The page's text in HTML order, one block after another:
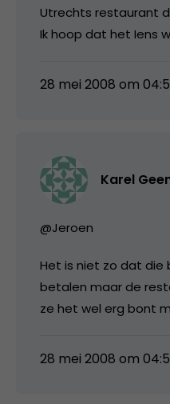
Utrechts restaurant
Ik hoop dat het Iens
28 mei 2008 om
Karel
@Jeroen
Het is niet zo dat die
betalen maar de
ze het wel erg bont
28 mei 2008 om